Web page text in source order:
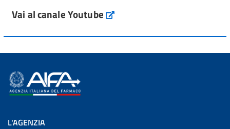
Vai al canale Youtube
L'AGENZIA